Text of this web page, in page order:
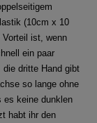
(10cm x 10
ist, wenn
ein paar
die dritte Hand gibt
so lange ohne
es keine dunklen
habt ihr den